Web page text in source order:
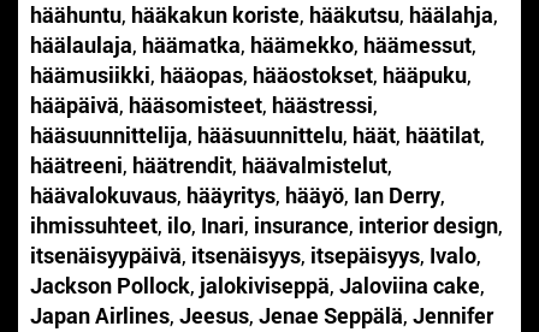
häähuntu, hääkakun koriste, hääkutsu, häälahja,
häälaulaja, häämatka, häämekko, häämessut,
häämusiikki, hääopas, hääostokset, hääpuku,
hääpäivä, hääsomisteet, häästressi,
hääsuunnittelija, hääsuunnittelu, häät, häätilat,
häätreeni, häätrendit, häävalmistelut,
häävalokuvaus, hääyritys, hääyö, Ian Derry,
ihmissuhteet, ilo, Inari, insurance, interior design,
itsenäisyypäivä, itsenäisyys, itsepäisyys, Ivalo,
Jackson Pollock, jalokiviseppä, Jaloviina cake,
Japan Airlines, Jeesus, Jenae Seppälä, Jennifer